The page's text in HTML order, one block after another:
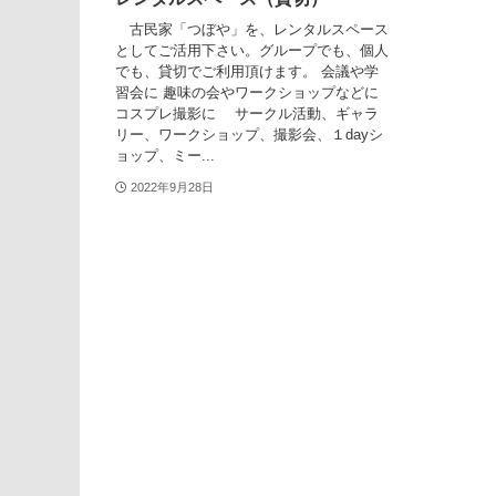
古民家「つぼや」を、レンタルスペース
としてご活用下さい。グループでも、個人
でも、貸切でご利用頂けます。 会議や学
習会に 趣味の会やワークショップなどに
コスプレ撮影に サークル活動、ギャラ
リー、ワークショップ、撮影会、１dayシ
ョップ、ミー...
2022年9月28日